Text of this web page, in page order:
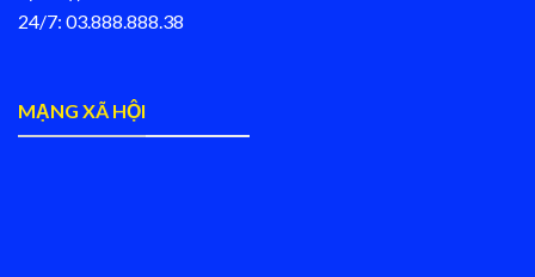
24/7: 03.888.888.38
MẠNG XÃ HỘI